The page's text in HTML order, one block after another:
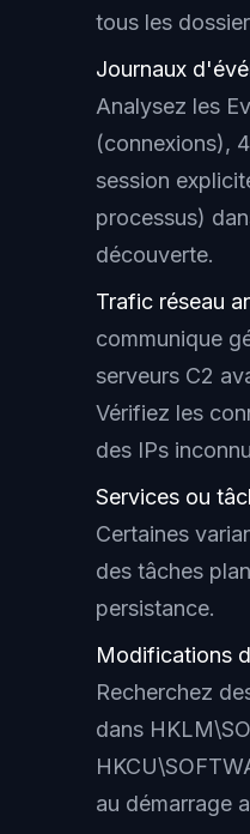
tous les
Journaux
Analysez les
(connexions),
session
processus)
découverte.
Trafic réseau
communique
serveurs C2
Vérifiez les
des IPs
Services ou
Certaines
des tâches
persistance.
Modifications
Recherchez
dans
au démarrage